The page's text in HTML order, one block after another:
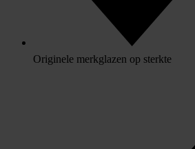
Originele merkglazen op sterkte